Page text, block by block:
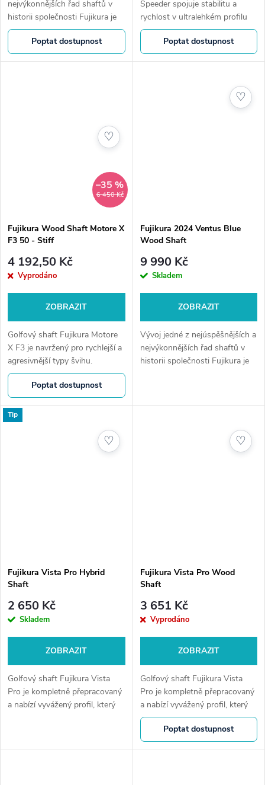
nejvýkonnějších řad shaftů v
historii společnosti Fujikura je
tu, aby opět změnil hru. Zcela
nová řada 2024 VENTUS je
obohacena o novou...
Poptat dostupnost
Speeder spojuje stabilitu a
rychlost v ultralehkém profilu
pomocí použití patentovaných
materiálů a konstrukčních
techniky společnosti Fujikura....
Poptat dostupnost
6 450 Kč
–35 %
Fujikura Wood Shaft Motore X
F3 50 - Stiff
4 192,50 Kč
Vyprodáno
ZOBRAZIT
Golfový shaft Fujikura Motore
X F3 je navržený pro rychlejší a
agresivnější typy švihu.
Vyztužená špička a střední
části vytvářejí silnou a nízko-
středně pronikavou trajektorii...
Poptat dostupnost
♡
Fujikura 2024 Ventus Blue
Wood Shaft
9 990 Kč
Skladem
ZOBRAZIT
Vývoj jedné z nejúspěšnějších a
nejvýkonnějších řad shaftů v
historii společnosti Fujikura je
♡
Tip
Fujikura Vista Pro Hybrid
Shaft
2 650 Kč
Skladem
ZOBRAZIT
Golfový shaft Fujikura Vista
Pro je kompletně přepracovaný
a nabízí vyvážený profil, který
♡
Fujikura Vista Pro Wood
Shaft
3 651 Kč
Vyprodáno
ZOBRAZIT
Golfový shaft Fujikura Vista
Pro je kompletně přepracovaný
a nabízí vyvážený profil, který
se snadno přizpůsobí každému
golfistovi a typu švihu.
Vyrobená s novým designem a
Poptat dostupnost
♡